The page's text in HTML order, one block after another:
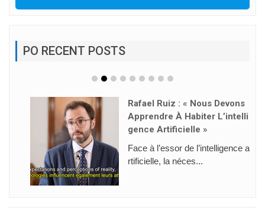
PO RECENT POSTS
Rafael Ruiz : « Nous Devons
Apprendre À Habiter L’intelli
Gence Artificielle »
Face à l’essor de l’intelligence a
rtificielle, la néces...